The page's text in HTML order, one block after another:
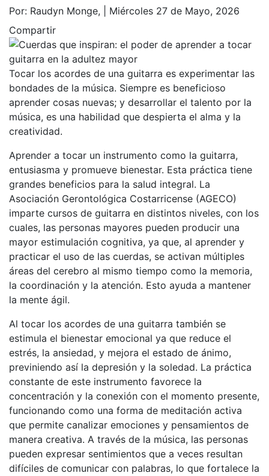
Por: Raudyn Monge, | Miércoles 27 de Mayo, 2026
Compartir
Tocar los acordes de una guitarra es experimentar las
bondades de la música. Siempre es beneficioso
aprender cosas nuevas; y desarrollar el talento por la
música, es una habilidad que despierta el alma y la
creatividad.
Aprender a tocar un instrumento como la guitarra,
entusiasma y promueve bienestar. Esta práctica tiene
grandes beneficios para la salud integral. La
Asociación Gerontológica Costarricense (AGECO)
imparte cursos de guitarra en distintos niveles, con los
cuales, las personas mayores pueden producir una
mayor estimulación cognitiva, ya que, al aprender y
practicar el uso de las cuerdas, se activan múltiples
áreas del cerebro al mismo tiempo como la memoria,
la coordinación y la atención. Esto ayuda a mantener
la mente ágil.
Al tocar los acordes de una guitarra también se
estimula el bienestar emocional ya que reduce el
estrés, la ansiedad, y mejora el estado de ánimo,
previniendo así la depresión y la soledad. La práctica
constante de este instrumento favorece la
concentración y la conexión con el momento presente,
funcionando como una forma de meditación activa
que permite canalizar emociones y pensamientos de
manera creativa. A través de la música, las personas
pueden expresar sentimientos que a veces resultan
difíciles de comunicar con palabras, lo que fortalece la